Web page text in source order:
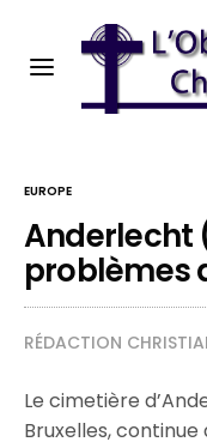
EUROPE
Anderlecht
problèmes
RÉDACTION
Le cimetière
Bruxelles,